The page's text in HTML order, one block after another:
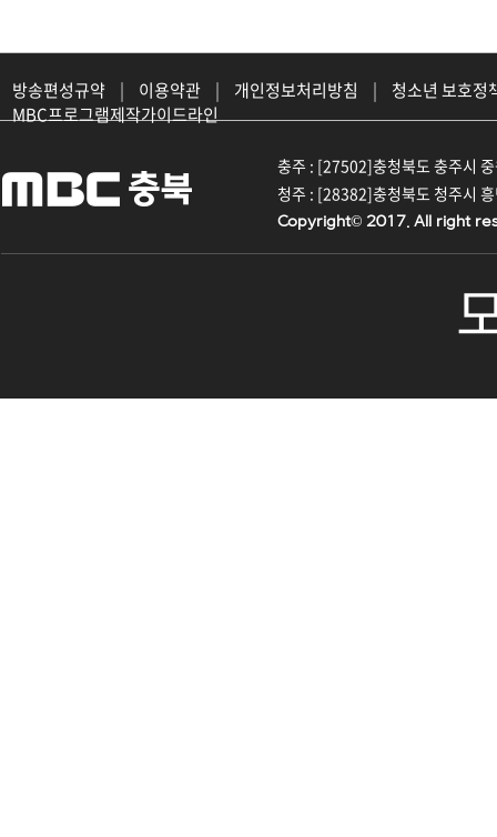
방송편성규약 | 이용약관 | 개인정보처리방침 |
청소년 보호정
MBC프로그램제작가이드라인
충주 : [27502]충청북도 충주시
청주 : [28382]충청북도 청주시
Copyright© 2017. All right